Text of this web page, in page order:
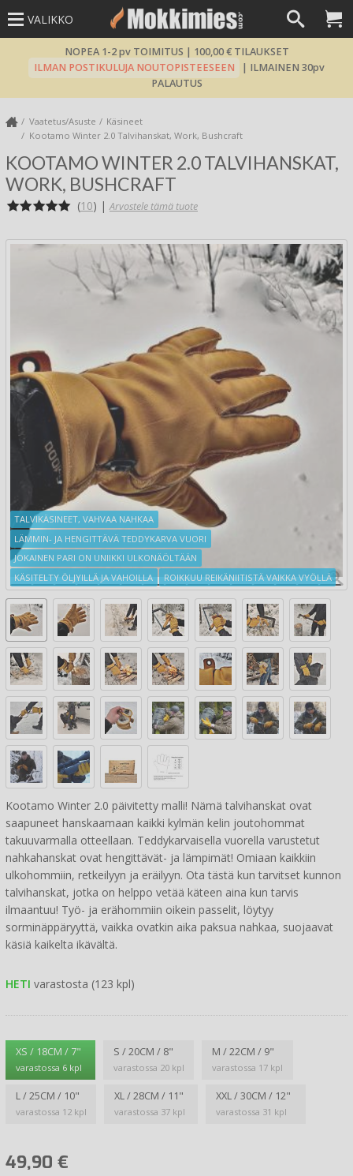
VALIKKO
NOPEA 1-2 pv TOIMITUS | 100,00 € TILAUKSET
ILMAN POSTIKULUJA NOUTOPISTEESEEN
| ILMAINEN 30pv
PALAUTUS
Vaatetus/Asuste
Käsineet
Kootamo Winter 2.0 Talvihanskat, Work, Bushcraft
KOOTAMO WINTER 2.0 TALVIHANSKAT,
WORK, BUSHCRAFT
(10) |Arvostele tämä tuote
TALVIKÄSINEET, VAHVAA NAHKAA
LÄMMIN- JA HENGITTÄVÄ TEDDYKARVA VUORI
JOKAINEN PARI ON UNIIKKI ULKONÄÖLTÄÄN
KÄSITELTY ÖLJYILLÄ JA VAHOILLA
ROIKKUU REIKÄNIITISTÄ VAIKKA VYÖLLÄ
Kootamo Winter 2.0 päivitetty malli! Nämä talvihanskat ovat
saapuneet hanskaamaan kaikki kylmän kelin joutohommat
takuuvarmalla otteellaan. Teddykarvaisella vuorella varustetut
nahkahanskat ovat hengittävät- ja lämpimät! Omiaan kaikkiin
ulkohommiin, retkeilyyn ja eräilyyn. Ota tästä kun tarvitset kunnon
talvihanskat, jotka on helppo vetää käteen aina kun tarvis
ilmaantuu! Työ- ja erähommiin oikein passelit, löytyy
sorminäppäryyttä, vaikka ovatkin aika paksua nahkaa, suojaavat
käsiä kaikelta ikävältä.
HETI varastosta (123 kpl)
XS / 18CM / 7"
varastossa 6 kpl
S / 20CM / 8"
varastossa 20 kpl
M / 22CM / 9"
varastossa 17 kpl
L / 25CM / 10"
varastossa 12 kpl
XL / 28CM / 11"
varastossa 37 kpl
XXL / 30CM / 12"
varastossa 31 kpl
49,90 €